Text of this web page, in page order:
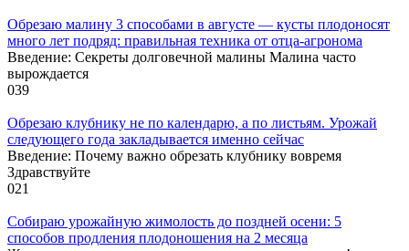
Обрезаю малину 3 способами в августе — кусты плодоносят
много лет подряд: правильная техника от отца-агронома
Введение: Секреты долговечной малины Малина часто
вырождается
039
Обрезаю клубнику не по календарю, а по листьям. Урожай
следующего года закладывается именно сейчас
Введение: Почему важно обрезать клубнику вовремя
Здравствуйте
021
Собираю урожайную жимолость до поздней осени: 5
способов продления плодоношения на 2 месяца